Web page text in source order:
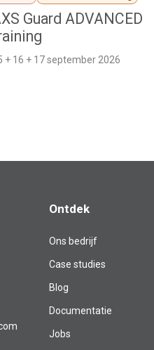
Guard ADVANCED
+ 16 + 17 september 2026
Ontdek
Ons bedrijf
Case studies
Blog​
Documentatie
Jobs